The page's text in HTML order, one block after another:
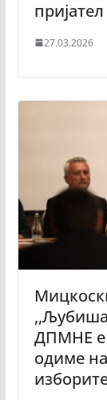
27.03.2026
ДПМНЕ е
одиме